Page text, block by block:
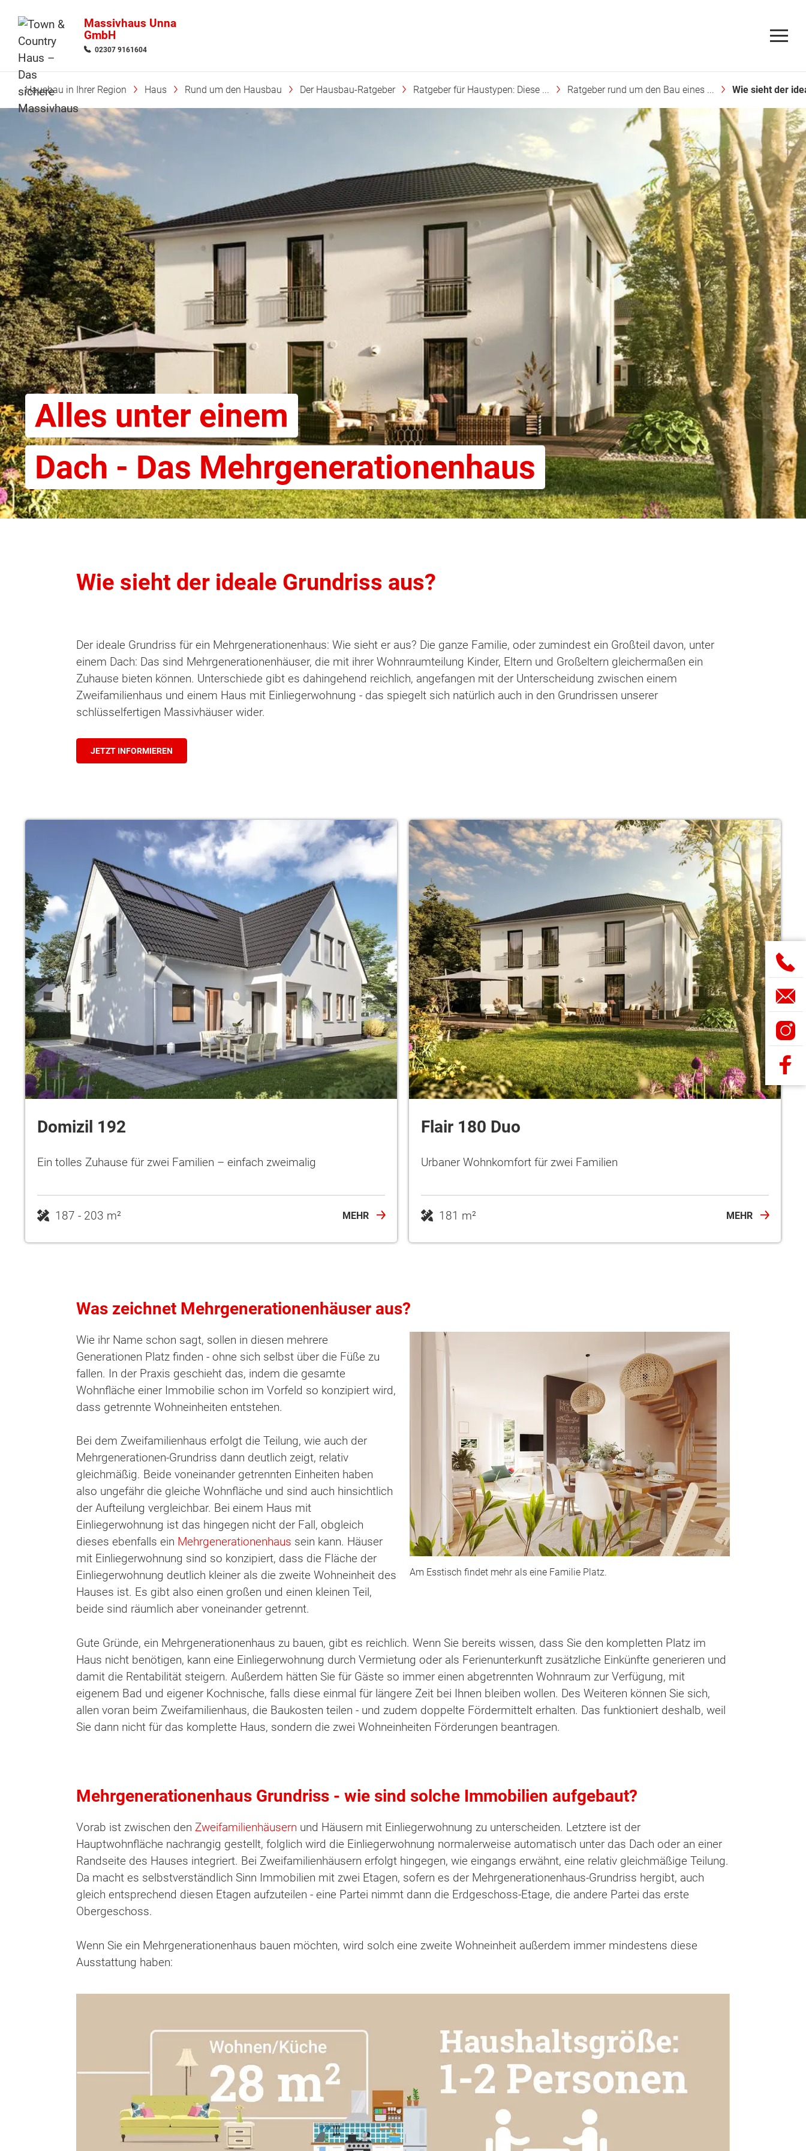
Massivhaus Unna
GmbH
02307 9161604
Hausbau in Ihrer Region Haus Rund um den Hausbau Der Hausbau-Ratgeber Ratgeber für Haustypen: Diese ... Ratgeber rund um den Bau eines ... Wie sieht der
Alles unter einem
Dach - Das Mehrgenerationenhaus
Wie sieht der ideale Grundriss aus?
Der ideale Grundriss für ein Mehrgenerationenhaus: Wie sieht er aus? Die ganze Familie, oder zumindest ein Großteil davon, unter
einem Dach: Das sind Mehrgenerationenhäuser, die mit ihrer Wohnraumteilung Kinder, Eltern und Großeltern gleichermaßen ein
Zuhause bieten können. Unterschiede gibt es dahingehend reichlich, angefangen mit der Unterscheidung zwischen einem
Zweifamilienhaus und einem Haus mit Einliegerwohnung - das spiegelt sich natürlich auch in den Grundrissen unserer
schlüsselfertigen Massivhäuser wider.
JETZT INFORMIEREN
Domizil 192
Ein tolles Zuhause für zwei Familien – einfach zweimalig
187 - 203 m² MEHR
Flair 180 Duo
Urbaner Wohnkomfort für zwei Familien
181 m² MEHR
Was zeichnet Mehrgenerationenhäuser aus?
Am Esstisch findet mehr als eine Familie Platz.
Wie ihr Name schon sagt, sollen in diesen mehrere
Generationen Platz finden - ohne sich selbst über die Füße zu
fallen. In der Praxis geschieht das, indem die gesamte
Wohnfläche einer Immobilie schon im Vorfeld so konzipiert wird,
dass getrennte Wohneinheiten entstehen.
Bei dem Zweifamilienhaus erfolgt die Teilung, wie auch der
Mehrgenerationen-Grundriss dann deutlich zeigt, relativ
gleichmäßig. Beide voneinander getrennten Einheiten haben
also ungefähr die gleiche Wohnfläche und sind auch hinsichtlich
der Aufteilung vergleichbar. Bei einem Haus mit
Einliegerwohnung ist das hingegen nicht der Fall, obgleich
dieses ebenfalls ein Mehrgenerationenhaus sein kann. Häuser
mit Einliegerwohnung sind so konzipiert, dass die Fläche der
Einliegerwohnung deutlich kleiner als die zweite Wohneinheit des
Hauses ist. Es gibt also einen großen und einen kleinen Teil,
beide sind räumlich aber voneinander getrennt.
Gute Gründe, ein Mehrgenerationenhaus zu bauen, gibt es reichlich. Wenn Sie bereits wissen, dass Sie den kompletten Platz im
Haus nicht benötigen, kann eine Einliegerwohnung durch Vermietung oder als Ferienunterkunft zusätzliche Einkünfte generieren und
damit die Rentabilität steigern. Außerdem hätten Sie für Gäste so immer einen abgetrennten Wohnraum zur Verfügung, mit
eigenem Bad und eigener Kochnische, falls diese einmal für längere Zeit bei Ihnen bleiben wollen. Des Weiteren können Sie sich,
allen voran beim Zweifamilienhaus, die Baukosten teilen - und zudem doppelte Fördermittelt erhalten. Das funktioniert deshalb, weil
Sie dann nicht für das komplette Haus, sondern die zwei Wohneinheiten Förderungen beantragen.
Mehrgenerationenhaus Grundriss - wie sind solche Immobilien aufgebaut?
Vorab ist zwischen den Zweifamilienhäusern und Häusern mit Einliegerwohnung zu unterscheiden. Letztere ist der
Hauptwohnfläche nachrangig gestellt, folglich wird die Einliegerwohnung normalerweise automatisch unter das Dach oder an einer
Randseite des Hauses integriert. Bei Zweifamilienhäusern erfolgt hingegen, wie eingangs erwähnt, eine relativ gleichmäßige Teilung.
Da macht es selbstverständlich Sinn Immobilien mit zwei Etagen, sofern es der Mehrgenerationenhaus-Grundriss hergibt, auch
gleich entsprechend diesen Etagen aufzuteilen - eine Partei nimmt dann die Erdgeschoss-Etage, die andere Partei das erste
Obergeschoss.
Wenn Sie ein Mehrgenerationenhaus bauen möchten, wird solch eine zweite Wohneinheit außerdem immer mindestens diese
Ausstattung haben:
Wonach möchten Sie suchen?